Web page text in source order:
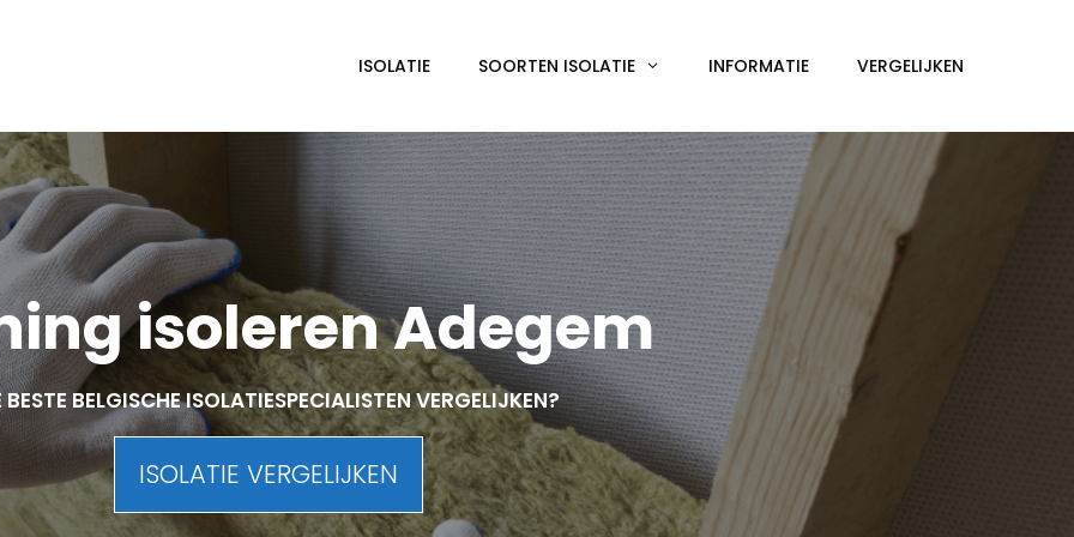
ISOLATIE SOORTEN ISOLATIE INFORMATIE VERGELIJKEN
isoleren Adegem
BESTE BELGISCHE ISOLATIESPECIALISTEN VERGELIJKEN?
ISOLATIE VERGELIJKEN